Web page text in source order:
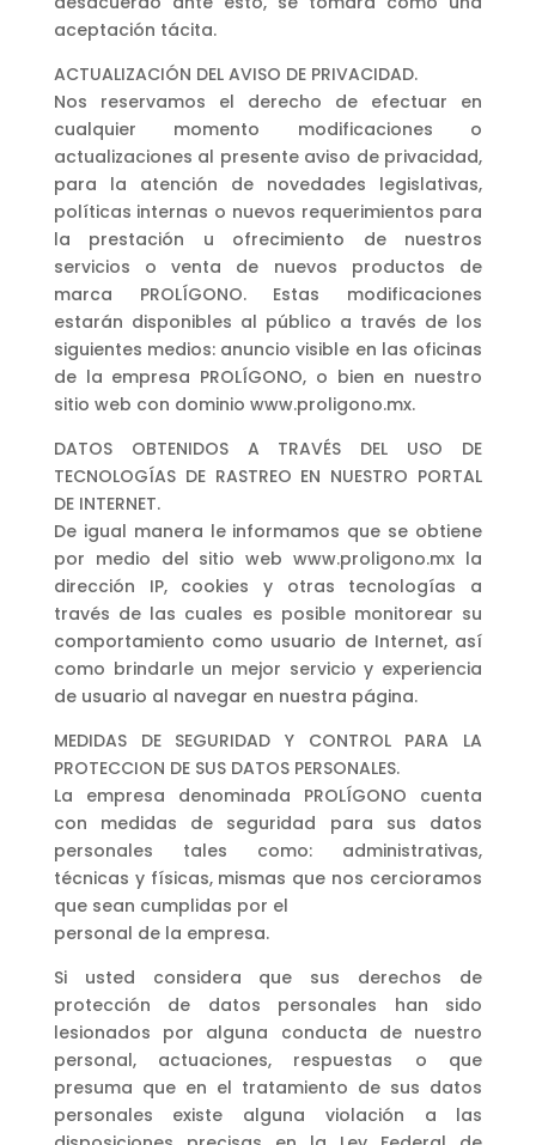
aceptación tácita.
ACTUALIZACIÓN DEL AVISO DE PRIVACIDAD.
Nos reservamos el derecho de efectuar en
cualquier momento modificaciones o
actualizaciones al presente aviso de privacidad,
para la atención de novedades legislativas,
políticas internas o nuevos requerimientos para
la prestación u ofrecimiento de nuestros
servicios o venta de nuevos productos de
marca PROLÍGONO. Estas modificaciones
estarán disponibles al público a través de los
siguientes medios: anuncio visible en las oficinas
de la empresa PROLÍGONO, o bien en nuestro
sitio web con dominio www.proligono.mx.
DATOS OBTENIDOS A TRAVÉS DEL USO DE
TECNOLOGÍAS DE RASTREO EN NUESTRO PORTAL
DE INTERNET.
De igual manera le informamos que se obtiene
por medio del sitio web www.proligono.mx la
dirección IP, cookies y otras tecnologías a
través de las cuales es posible monitorear su
comportamiento como usuario de Internet, así
como brindarle un mejor servicio y experiencia
de usuario al navegar en nuestra página.
MEDIDAS DE SEGURIDAD Y CONTROL PARA LA
PROTECCION DE SUS DATOS PERSONALES.
La empresa denominada PROLÍGONO cuenta
con medidas de seguridad para sus datos
personales tales como: administrativas,
técnicas y físicas, mismas que nos cercioramos
que sean cumplidas por el
personal de la empresa.
Si usted considera que sus derechos de
protección de datos personales han sido
lesionados por alguna conducta de nuestro
personal, actuaciones, respuestas o que
presuma que en el tratamiento de sus datos
personales existe alguna violación a las